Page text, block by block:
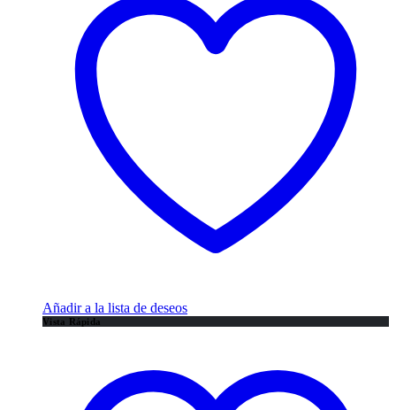
Añadir a la lista de deseos
Vista Rápida